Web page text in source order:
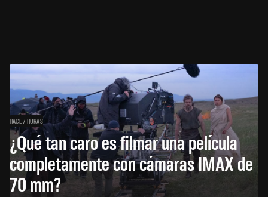
HACE 7 HORAS
¿Qué tan caro es filmar una película
completamente con cámaras IMAX de
70 mm?